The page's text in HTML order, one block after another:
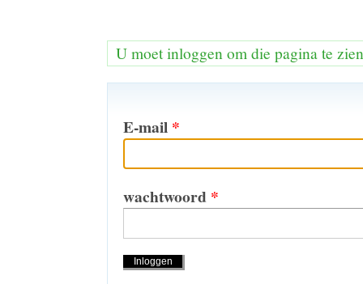
U moet inloggen om die pagina te zien
E-mail *
wachtwoord *
Handelingen